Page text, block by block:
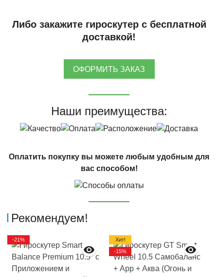
Либо закажите гироскутер с бесплатной
доставкой!
ОФОРМИТЬ ЗАКАЗ
Наши преимущества:
Оплатить покупку вы можете любым удобным для
вас способом!
Рекомендуем!
-21%
Хит!
-15%